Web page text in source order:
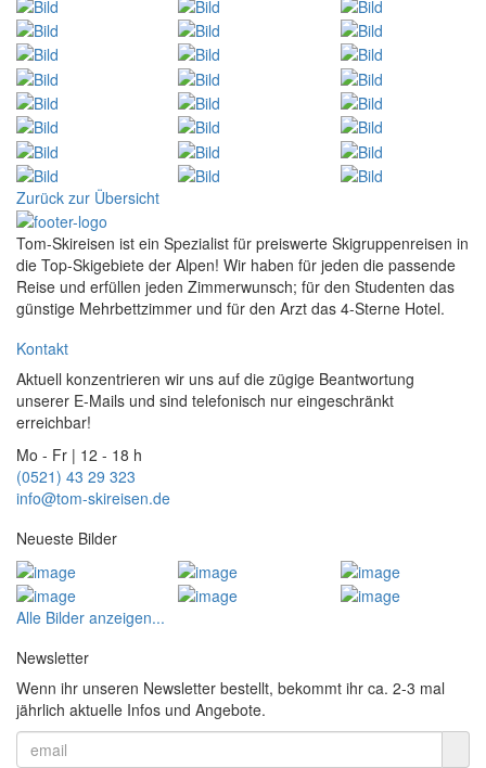
Zurück zur Übersicht
Tom-Skireisen ist ein Spezialist für preiswerte Skigruppenreisen in
die Top-Skigebiete der Alpen! Wir haben für jeden die passende
Reise und erfüllen jeden Zimmerwunsch; für den Studenten das
günstige Mehrbettzimmer und für den Arzt das 4-Sterne Hotel.
Kontakt
Aktuell konzentrieren wir uns auf die zügige Beantwortung
unserer E-Mails und sind telefonisch nur eingeschränkt
erreichbar!
Mo - Fr | 12 - 18 h
(0521) 43 29 323
info@tom-skireisen.de
Neueste Bilder
Alle Bilder anzeigen...
Newsletter
Wenn ihr unseren Newsletter bestellt, bekommt ihr ca. 2-3 mal
jährlich aktuelle Infos und Angebote.